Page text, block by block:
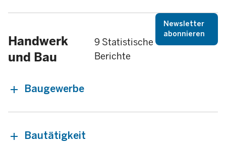
Handwerk
und Bau
9 Statistische
Berichte
Newsletter
abonnieren
Baugewerbe
Bautätigkeit